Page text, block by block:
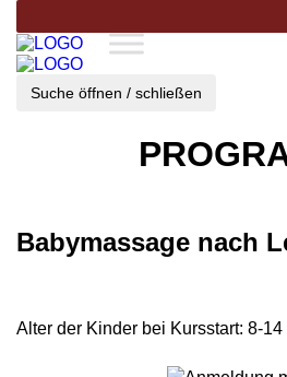
Suche öffnen / schließen
Babymassage nach
Alter der Kinder bei Kursstart: 8-14